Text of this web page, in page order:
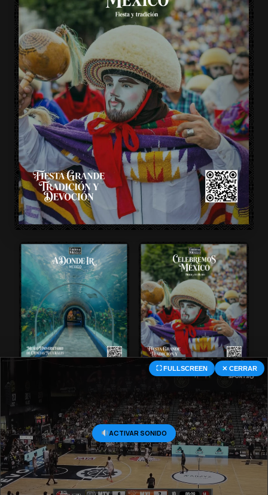
⛶ FULLSCREEN ✕ CERRAR
ACTIVAR SONIDO
© 2026 Central Deportiva MX. All Rights Reserved.